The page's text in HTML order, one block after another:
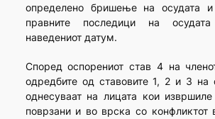
определено бришење на осудата
правните последици на
наведениот датум.
Според оспорениот став 4 на
одред­бите од ставовите 1, 2 и 3 на
однесуваат на лицата кои
поврзани и во врска со конфликтот